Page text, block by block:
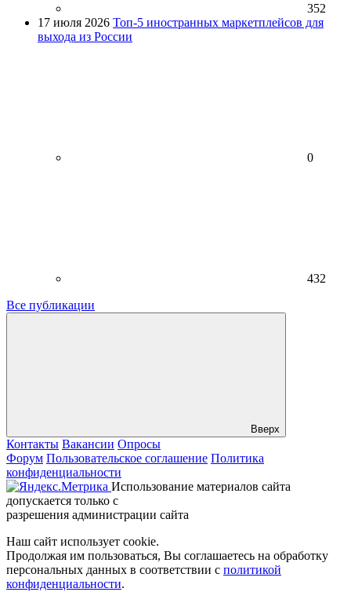
352
17 июля 2026 Топ-5 иностранных маркетплейсов для
выхода из России
0
432
Все публикации
Вверх
Контакты Вакансии Опросы
Форум Пользовательское соглашение Политика
конфиденциальности
Использование материалов сайта
допускается только с
разрешения администрации сайта
Наш сайт использует cookie.
Продолжая им пользоваться, Вы соглашаетесь на обработку
персональных данных в соответствии с политикой
конфиденциальности.